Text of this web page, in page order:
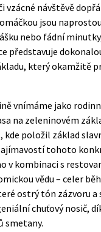
vzácné návštěvě
jsou
nebo fádní
představuje
který okamžitě
vnímáme jako
na zeleninovém
položil základ
tohoto
v kombinaci s
vědu – celer
ostrý tón zázvoru a
chuťový nosič,
smetany.